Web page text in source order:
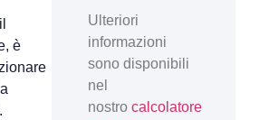
è
Ulteriori
informazioni
sono disponibili
nel
nostro calcolatore